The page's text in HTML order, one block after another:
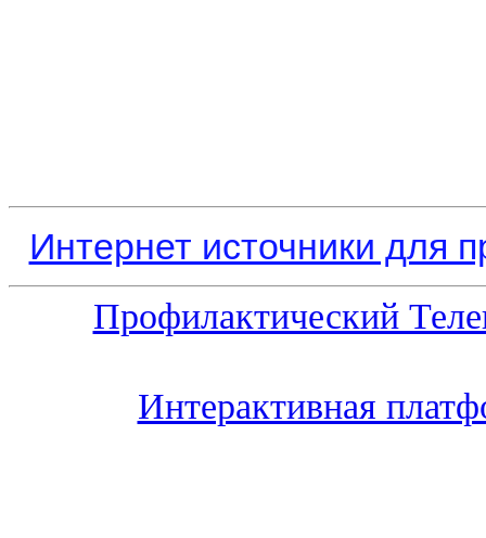
Интернет источники для
Профилактический
Интерактивная